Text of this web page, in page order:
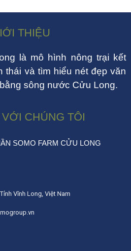
THIỆU
là mô hình nông trại kết
thái và tìm hiểu nét đẹp văn
sông nước Cửu Long.
CHÚNG TÔI
SOMO FARM CỬU LONG
Vĩnh Long, Việt Nam